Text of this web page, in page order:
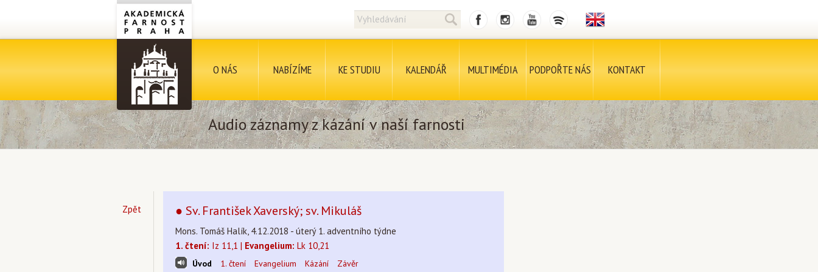
O NÁS NABÍZÍME KE STUDIU KALENDÁŘ MULTIMÉDIA PODPOŘTE NÁS KONTAKT
Audio záznamy z kázání v naší farnosti
Zpět ● Sv. František Xaverský; sv. Mikuláš
Mons. Tomáš Halík, 4.12.2018 - úterý 1. adventního týdne
1. čtení: Iz 11,1 | Evangelium: Lk 10,21
Úvod 1. čtení Evangelium Kázání Závěr